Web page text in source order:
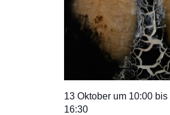
13 Oktober um 10:00 bis
16:30